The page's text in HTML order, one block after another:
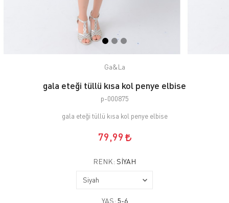
Ga&La
gala eteği tüllü kısa kol penye elbise
p-000875
gala eteği tüllü kısa kol penye elbise
79,99
RENK: SIYAH
YAŞ: 5-6